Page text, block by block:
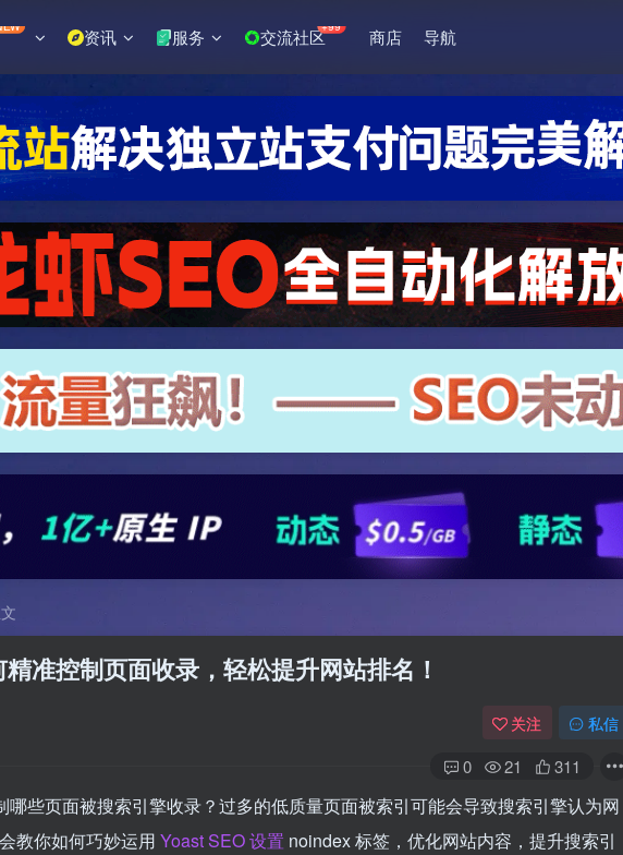
资讯 服务 交流社区+99 商店 导航
准控制页面收录，轻松提升网站排名！
关注 私信
0 21 311
些页面被搜索引擎收录？过多的低质量页面被索引可能会导致搜索引擎认为网
教你如何巧妙运用 Yoast SEO 设置 noindex 标签，优化网站内容，提升搜索引